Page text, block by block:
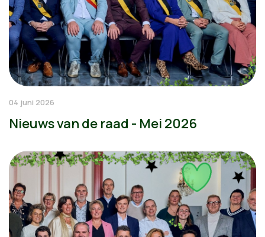
04 juni 2026
Nieuws van de raad - Mei 2026